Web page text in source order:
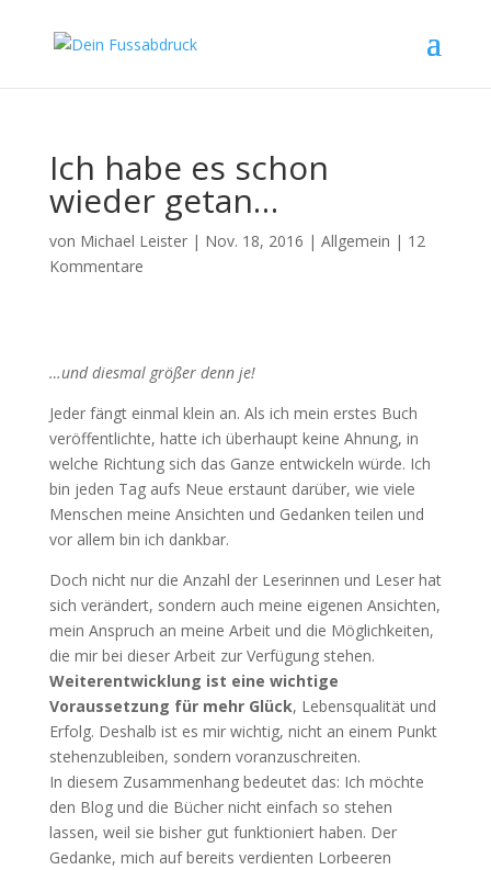
Ich habe es schon
wieder getan…
von Michael Leister| Nov. 18, 2016 | Allgemein | 12
Kommentare
…und diesmal größer denn je!
Jeder fängt einmal klein an. Als ich mein erstes Buch
veröffentlichte, hatte ich überhaupt keine Ahnung, in
welche Richtung sich das Ganze entwickeln würde. Ich
bin jeden Tag aufs Neue erstaunt darüber, wie viele
Menschen meine Ansichten und Gedanken teilen und
vor allem bin ich dankbar.
Doch nicht nur die Anzahl der Leserinnen und Leser hat
sich verändert, sondern auch meine eigenen Ansichten,
mein Anspruch an meine Arbeit und die Möglichkeiten,
die mir bei dieser Arbeit zur Verfügung stehen.
Weiterentwicklung ist eine wichtige
Voraussetzung für mehr Glück, Lebensqualität und
Erfolg. Deshalb ist es mir wichtig, nicht an einem Punkt
stehenzubleiben, sondern voranzuschreiten.
In diesem Zusammenhang bedeutet das: Ich möchte
den Blog und die Bücher nicht einfach so stehen
lassen, weil sie bisher gut funktioniert haben. Der
Gedanke, mich auf bereits verdienten Lorbeeren